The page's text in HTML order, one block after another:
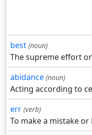
best (noun)
The supreme effort
abidance (noun)
Acting according to
err (verb)
To make a mistake